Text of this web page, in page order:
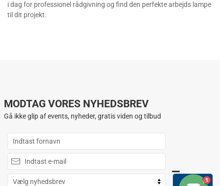
i dag for professionel rådgivning og find den perfekte arbejds lampe
til dit projekt.
MODTAG VORES NYHEDSBREV
Gå ikke glip af events, nyheder, gratis viden og tilbud
Tilmeld1